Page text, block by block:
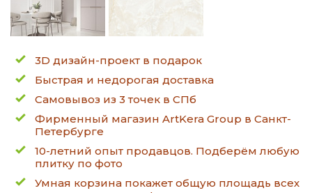
3D дизайн-проект в подарок
Быстрая и недорогая доставка
Самовывоз из 3 точек в СПб
Фирменный магазин ArtKera Group в Санкт-
Петербурге
10-летний опыт продавцов. Подберём любую
плитку по фото
Умная корзина покажет общую площадь всех